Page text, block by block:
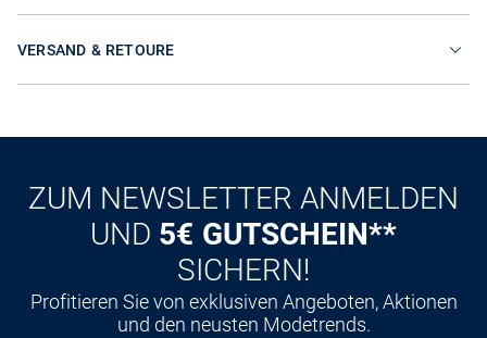
VERSAND & RETOURE
ZUM NEWSLETTER ANMELDEN
UND 5€ GUTSCHEIN**
SICHERN!
Profitieren Sie von exklusiven Angeboten, Aktionen
und den neusten Modetrends.